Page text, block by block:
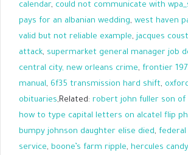
calendar, could not communicate with
pays for an albanian wedding, west haven
valid but not reliable example, jacques
attack, supermarket general manager job
central city, new orleans crime, frontier
manual, 6f35 transmission hard shift,
obituaries,Related: robert john fuller son
how to type capital letters on alcatel flip
bumpy johnson daughter elise died,
service, boone’s farm ripple, hercules